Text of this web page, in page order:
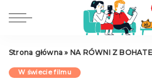
Strona główna » NA RÓWNI Z
W świecie filmu